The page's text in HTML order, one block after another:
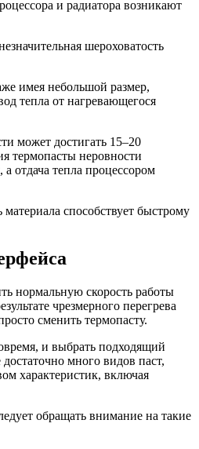
и радиатора возникают
шероховатость
имея небольшой размер,
тепла от нагревающегося
может достигать 15–20
термопасты неровности
отдача тепла процессором
способствует быстрому
нормальную скорость работы
чрезмерного перегрева
сменить термопасту.
и выбрать подходящий
много видов паст,
характеристик, включая
обращать внимание на такие